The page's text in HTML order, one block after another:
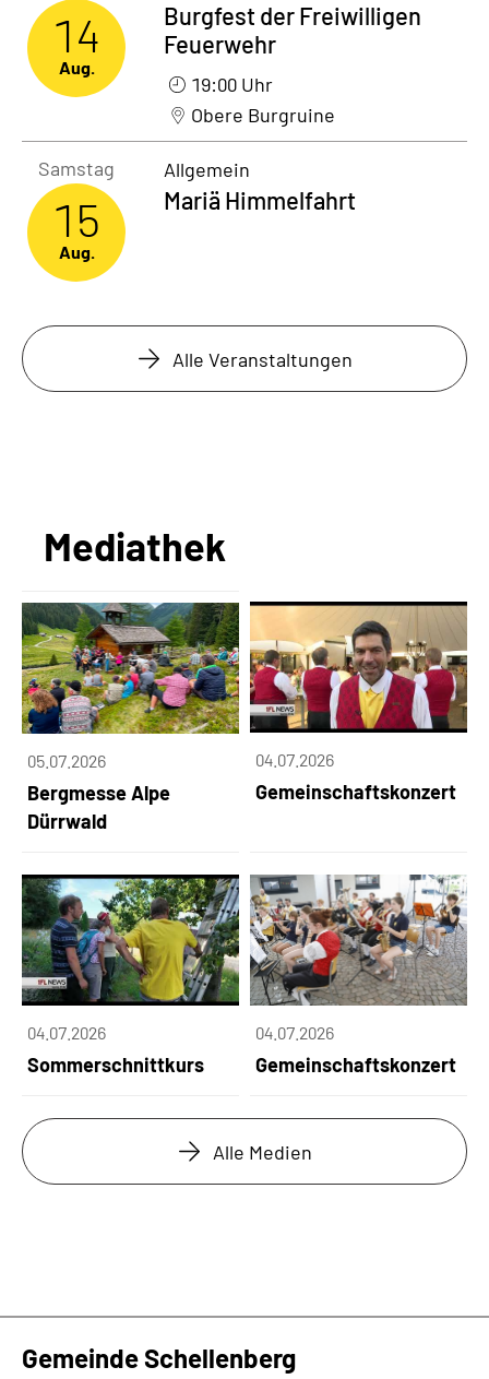
14
Aug.
Burgfest der Freiwilligen
Feuerwehr
19:00 Uhr
Obere Burgruine
Samstag
15
Aug.
Mariä Himmelfahrt
Allgemein
Alle Veranstaltungen
Mediathek
05.07.2026
Bergmesse Alpe
Dürrwald
04.07.2026
Gemeinschaftskonzert
04.07.2026
Sommerschnittkurs
04.07.2026
Gemeinschaftskonzert
Alle Medien
Gemeinde Schellenberg